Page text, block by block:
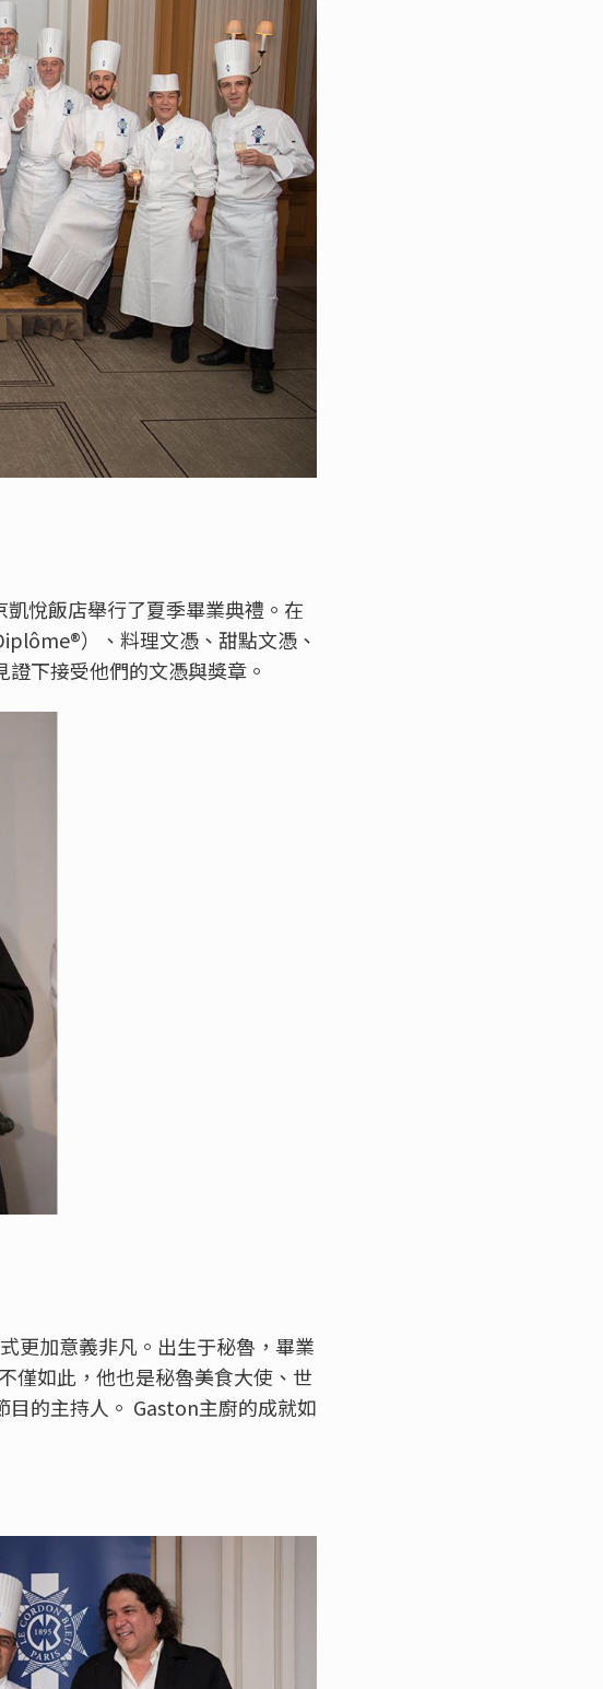
悅飯店舉行了夏季畢業典禮。在
）、料理文憑、甜點文憑、
下接受他們的文憑與獎章。
更加意義非凡。出生于秘魯，畢業
僅如此，他也是秘魯美食大使、世
的主持人。 Gaston主廚的成就如